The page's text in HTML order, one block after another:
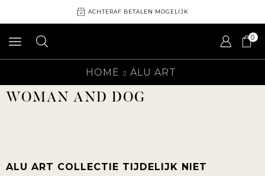
ACHTERAF BETALEN MOGELIJK
0
HOME ALU ART
WOMAN AND DOG
ALU ART COLLECTIE TIJDELIJK NIET